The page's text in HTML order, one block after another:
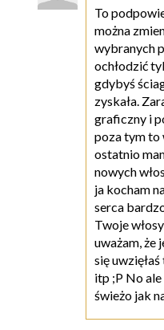
To
można
wybranych
ochłodzić
gdybyś
zyskała.
graficzny i
poza tym to
ostatnio
nowych
ja kocham
serca
Twoje
uważam, że
się
itp ;P No
świeżo jak